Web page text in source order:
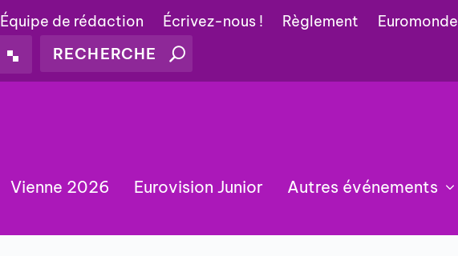
Équipe de rédaction Écrivez-nous ! Règlement Euromonde
Vienne 2026 Eurovision Junior Autres événements